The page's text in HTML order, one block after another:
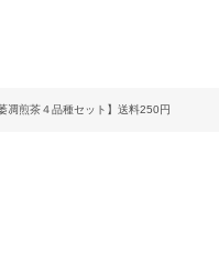
凋煎茶４品種セット】送料250円